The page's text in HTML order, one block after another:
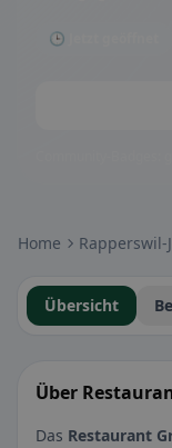
🕒 Jetzt geöffnet
Home Rapperswil-
Übersicht
Über
Das Restaurant